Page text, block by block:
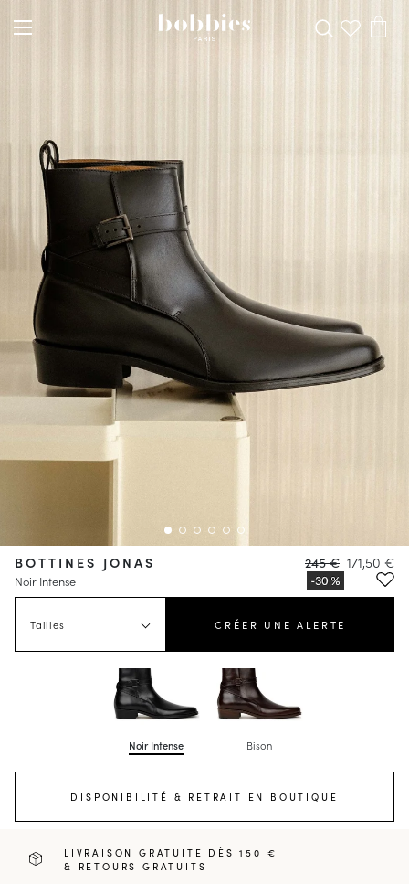
BOTTINES JONAS
Noir Intense
245 € 171,50 €
Tailles CRÉER UNE ALERTE
Noir Intense Bison
DISPONIBILITÉ & RETRAIT EN BOUTIQUE
LIVRAISON GRATUITE DÈS 150 €
& RETOURS GRATUITS